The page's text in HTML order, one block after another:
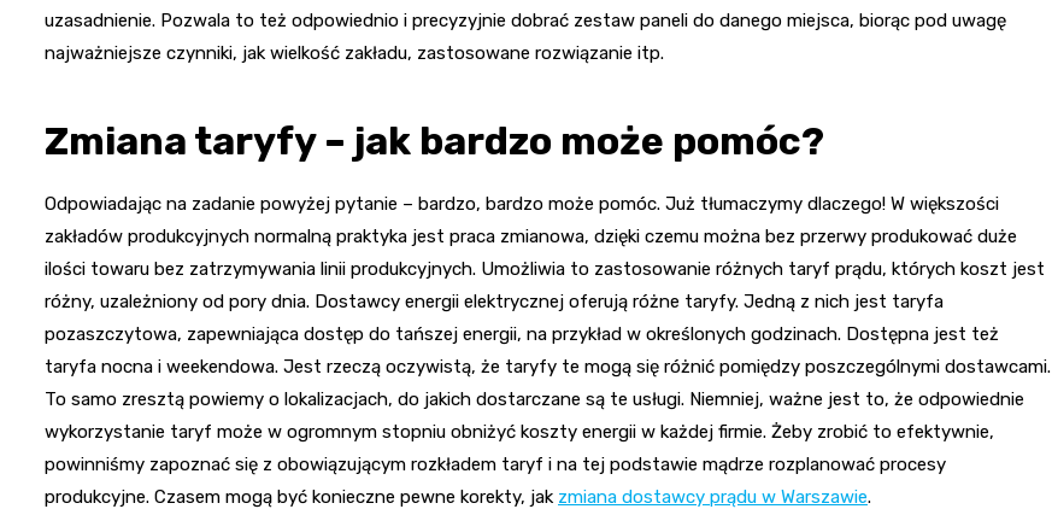
uzasadnienie. Pozwala to też odpowiednio i precyzyjnie dobrać zestaw paneli do danego miejsca, biorąc pod uwagę
najważniejsze czynniki, jak wielkość zakładu, zastosowane rozwiązanie itp.
Zmiana taryfy – jak bardzo może pomóc?
Odpowiadając na zadanie powyżej pytanie – bardzo, bardzo może pomóc. Już tłumaczymy dlaczego! W większości
zakładów produkcyjnych normalną praktyka jest praca zmianowa, dzięki czemu można bez przerwy produkować duże
ilości towaru bez zatrzymywania linii produkcyjnych. Umożliwia to zastosowanie różnych taryf prądu, których koszt jest
różny, uzależniony od pory dnia. Dostawcy energii elektrycznej oferują różne taryfy. Jedną z nich jest taryfa
pozaszczytowa, zapewniająca dostęp do tańszej energii, na przykład w określonych godzinach. Dostępna jest też
taryfa nocna i weekendowa. Jest rzeczą oczywistą, że taryfy te mogą się różnić pomiędzy poszczególnymi dostawcami.
To samo zresztą powiemy o lokalizacjach, do jakich dostarczane są te usługi. Niemniej, ważne jest to, że odpowiednie
wykorzystanie taryf może w ogromnym stopniu obniżyć koszty energii w każdej firmie. Żeby zrobić to efektywnie,
powinniśmy zapoznać się z obowiązującym rozkładem taryf i na tej podstawie mądrze rozplanować procesy
produkcyjne. Czasem mogą być konieczne pewne korekty, jak zmiana dostawcy prądu w Warszawie.